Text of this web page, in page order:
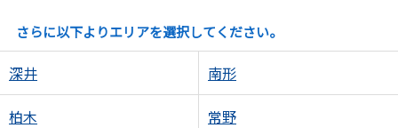
さらに以下よりエリアを選択してください。
深井 南形
柏木 常野